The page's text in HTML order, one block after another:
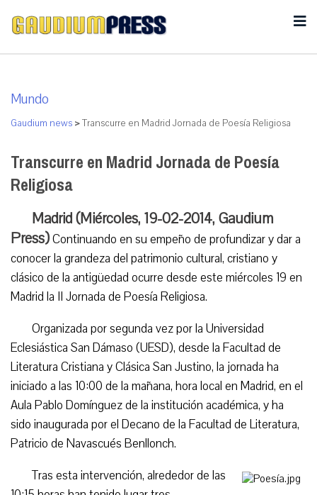
Mundo
Gaudium news >Transcurre en Madrid Jornada de Poesía Religiosa
Transcurre en Madrid Jornada de Poesía
Religiosa
Madrid (Miércoles, 19-02-2014, Gaudium
Press)Continuando en su empeño de profundizar y dar a
conocer la grandeza del patrimonio cultural, cristiano y
clásico de la antigüedad ocurre desde este miércoles 19 en
Madrid la II Jornada de Poesía Religiosa.
Organizada por segunda vez por la Universidad
Eclesiástica San Dámaso (UESD), desde la Facultad de
Literatura Cristiana y Clásica San Justino, la jornada ha
iniciado a las 10:00 de la mañana, hora local en Madrid, en el
Aula Pablo Domínguez de la institución académica, y ha
sido inaugurada por el Decano de la Facultad de Literatura,
Patricio de Navascués Benllonch.
Tras esta intervención, alrededor de las